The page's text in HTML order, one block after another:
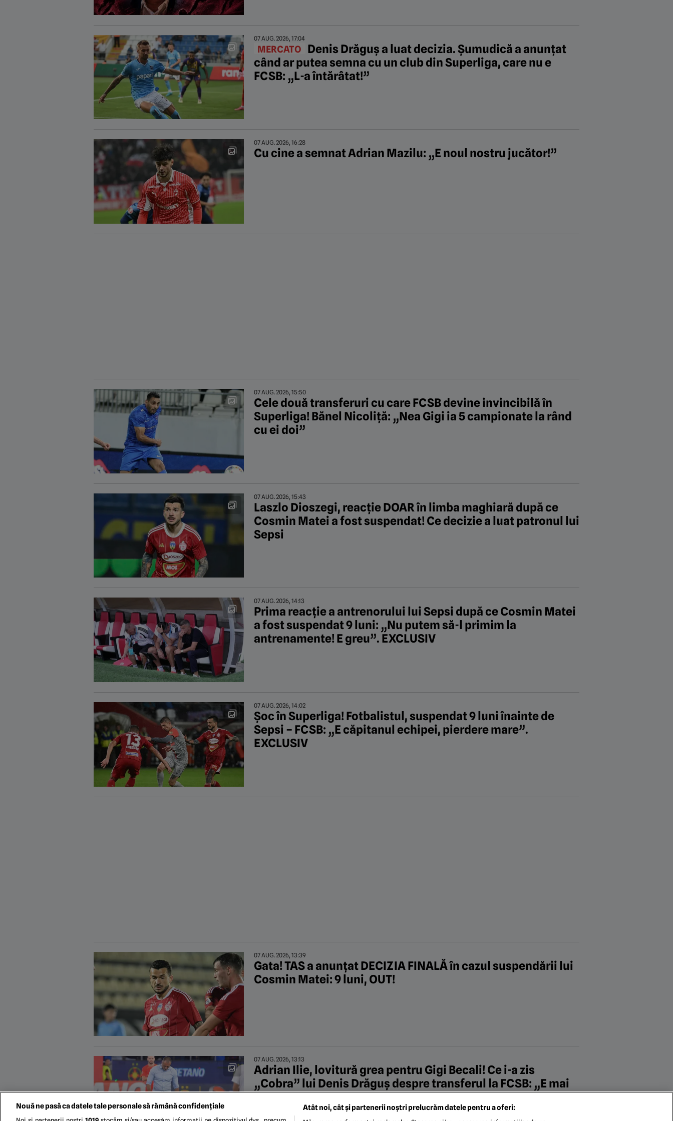
07 AUG. 2026, 17:04
MERCATO
Denis Drăguș a luat decizia. Șumudică a anunțat
când ar putea semna cu un club din Superliga, care nu e
FCSB: „L-a întărâtat!”
07 AUG. 2026, 16:28
Cu cine a semnat Adrian Mazilu: „E noul nostru jucător!”
07 AUG. 2026, 15:50
Cele două transferuri cu care FCSB devine invincibilă în
Superliga! Bănel Nicoliță: „Nea Gigi ia 5 campionate la rând
cu ei doi”
07 AUG. 2026, 15:43
Laszlo Dioszegi, reacție DOAR în limba maghiară după ce
Cosmin Matei a fost suspendat! Ce decizie a luat patronul lui
Sepsi
07 AUG. 2026, 14:13
Prima reacție a antrenorului lui Sepsi după ce Cosmin Matei
a fost suspendat 9 luni: „Nu putem să-l primim la
antrenamente! E greu”. EXCLUSIV
07 AUG. 2026, 14:02
Șoc în Superliga! Fotbalistul, suspendat 9 luni înainte de
Sepsi – FCSB: „E căpitanul echipei, pierdere mare”.
EXCLUSIV
07 AUG. 2026, 13:39
Gata! TAS a anunțat DECIZIA FINALĂ în cazul suspendării lui
Cosmin Matei: 9 luni, OUT!
07 AUG. 2026, 13:13
Adrian Ilie, lovitură grea pentru Gigi Becali! Ce i-a zis
„Cobra” lui Denis Drăguș despre transferul la FCSB: „E mai
bine așa”
Nouă ne pasă ca datele tale personale să rămână confidențiale Atât noi, cât și partenerii noștri prelucrăm datele pentru a oferi: